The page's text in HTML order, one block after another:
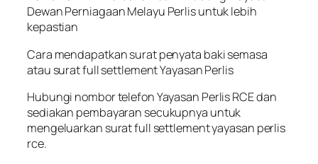
Dewan Perniagaan Melayu Perlis untuk lebih
kepastian
Cara mendapatkan surat penyata baki semasa
atau surat full settlement Yayasan Perlis
Hubungi nombor telefon Yayasan Perlis RCE dan
sediakan pembayaran secukupnya untuk
mengeluarkan surat full settlement yayasan perlis
rce.